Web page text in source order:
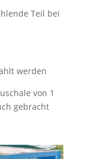
Teil bei
werden
von 1
gebracht